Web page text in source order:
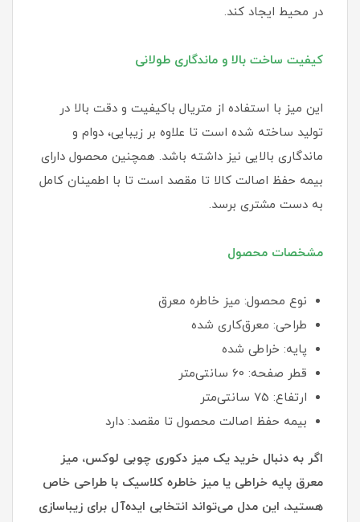
در محیط ایجاد کند.
کیفیت ساخت بالا و ماندگاری طولانی
این میز با استفاده از متریال باکیفیت و دقت بالا در
تولید ساخته شده است تا علاوه بر زیبایی، دوام و
ماندگاری بالایی نیز داشته باشد. همچنین محصول دارای
بیمه حفظ اصالت کالا تا مقصد است تا با اطمینان کامل
به دست مشتری برسد.
مشخصات محصول
نوع محصول: میز خاطره معرق
طراحی: معرق‌کاری شده
پایه: خراطی شده
قطر صفحه: 60 سانتی‌متر
ارتفاع: 75 سانتی‌متر
بیمه حفظ اصالت محصول تا مقصد: دارد
اگر به دنبال خرید یک میز دکوری چوبی لوکس، میز
معرق پایه خراطی یا میز خاطره کلاسیک با طراحی خاص
هستید، این مدل می‌تواند انتخابی ایده‌آل برای زیباسازی